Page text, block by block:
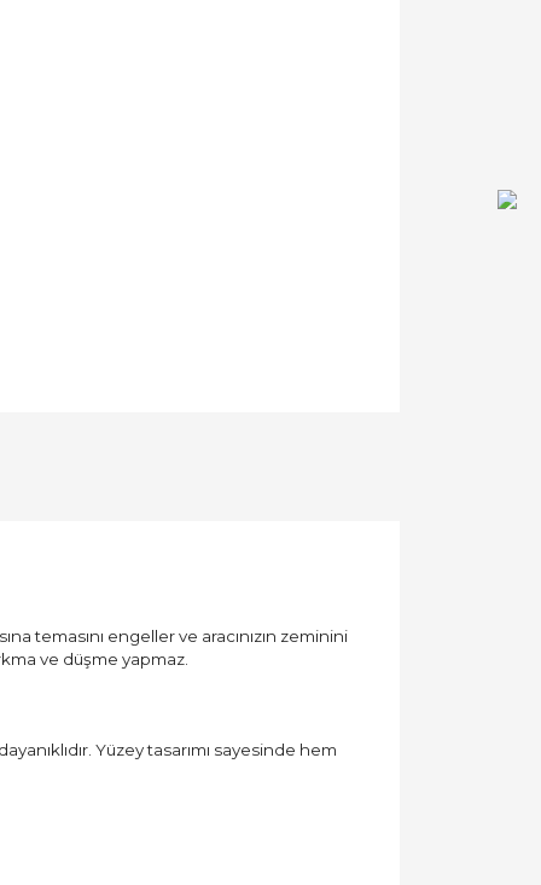
temasını engeller ve aracınızın zeminini
ve düşme yapmaz.
Yüzey tasarımı sayesinde hem